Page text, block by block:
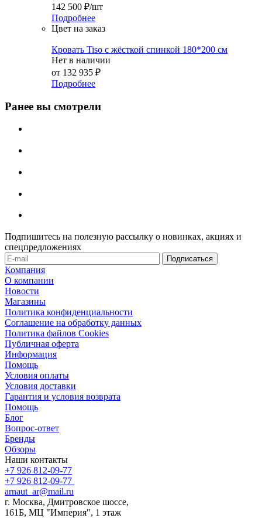
142 500 ₽/шт
Подробнее
Цвет на заказ
Кровать Tiso с жёсткой спинкой 180*200 см
Нет в наличии
от 132 935 ₽
Подробнее
Ранее вы смотрели
Подпишитесь на полезную рассылку о новинках, акциях и
спецпредложениях
Компания
О компании
Новости
Магазины
Политика конфиденциальности
Соглашение на обработку данных
Политика файлов Cookies
Публичная оферта
Информация
Помощь
Условия оплаты
Условия доставки
Гарантия и условия возврата
Помощь
Блог
Вопрос-ответ
Бренды
Обзоры
Наши контакты
+7 926 812-09-77
+7 926 812-09-77
arnaut_ar@mail.ru
г. Москва, Дмитровское шоссе,
161Б, МЦ "Империя", 1 этаж